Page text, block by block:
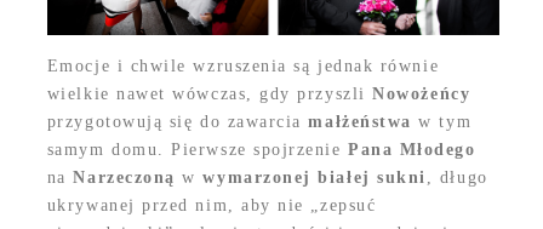
Emocje i chwile wzruszenia są jednak równie
wielkie nawet wówczas, gdy przyszliNowożeńcy
przygotowują się do zawarciamałżeństwa w tym
samym domu. Pierwsze spojrzeniePana Młodego
naNarzeczonąwwymarzonej białej sukni , długo
ukrywanej przed nim, aby nie „zepsuć